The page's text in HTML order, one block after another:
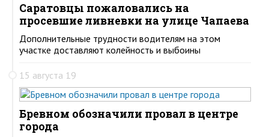
Саратовцы пожаловались на
просевшие ливневки на улице Чапаева
Дополнительные трудности водителям на этом
участке доставляют колейность и выбоины
15 августа 19
Бревном обозначили провал в центре
города